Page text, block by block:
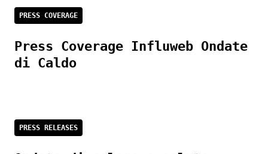
PRESS COVERAGE
Press Coverage Influweb Ondate
di Caldo
PRESS RELEASES